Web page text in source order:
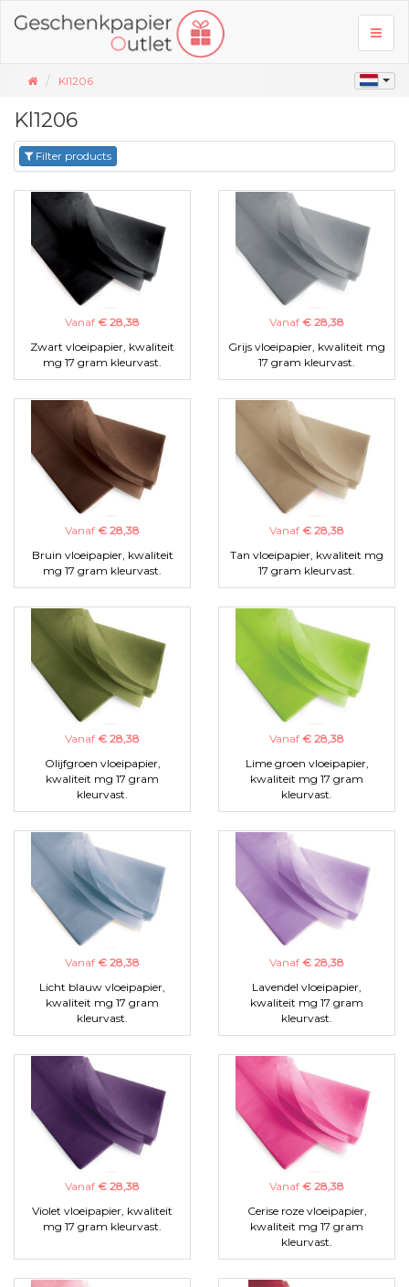
Kl1206
Kl1206
Filter products
Vanaf € 28,38
Zwart vloeipapier, kwaliteit
mg 17 gram kleurvast.
Vanaf € 28,38
Grijs vloeipapier, kwaliteit mg
17 gram kleurvast.
Vanaf € 28,38
Bruin vloeipapier, kwaliteit
mg 17 gram kleurvast.
Vanaf € 28,38
Tan vloeipapier, kwaliteit mg
17 gram kleurvast.
Vanaf € 28,38
Olijfgroen vloeipapier,
kwaliteit mg 17 gram
kleurvast.
Vanaf € 28,38
Lime groen vloeipapier,
kwaliteit mg 17 gram
kleurvast.
Vanaf € 28,38
Licht blauw vloeipapier,
kwaliteit mg 17 gram
kleurvast.
Vanaf € 28,38
Lavendel vloeipapier,
kwaliteit mg 17 gram
kleurvast.
Vanaf € 28,38
Violet vloeipapier, kwaliteit
mg 17 gram kleurvast.
Vanaf € 28,38
Cerise roze vloeipapier,
kwaliteit mg 17 gram
kleurvast.